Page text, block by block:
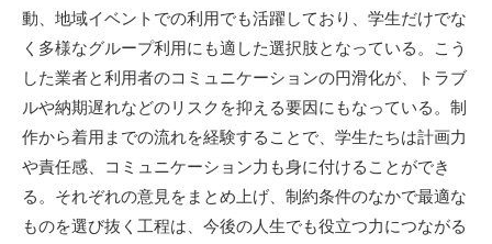
動、地域イベントでの利用でも活躍しており、学生だけでな
く多様なグループ利用にも適した選択肢となっている。こう
した業者と利用者のコミュニケーションの円滑化が、トラブ
ルや納期遅れなどのリスクを抑える要因にもなっている。制
作から着用までの流れを経験することで、学生たちは計画力
や責任感、コミュニケーション力も身に付けることができ
る。それぞれの意見をまとめ上げ、制約条件のなかで最適な
ものを選び抜く工程は、今後の人生でも役立つ力につながる